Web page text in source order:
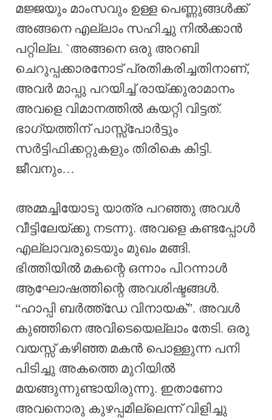
മജ്ജയും മാംസവും ഉള്ള പെണ്ണുങ്ങൾക്ക്
അങ്ങനെ എല്ലാം സഹിച്ചു നിൽക്കാൻ
പറ്റില്ല. `അങ്ങനെ ഒരു അറബി
ചെറുപ്പക്കാരനോട് പ്രതികരിച്ചതിനാണ്,
അവർ മാപ്പു പറയിച്ച് രായ്ക്കുരാമാനം
അവളെ വിമാനത്തിൽ കയറ്റി വിട്ടത്.
ഭാഗ്യത്തിന് പാസ്സ്പോർട്ടും
സർട്ടിഫിക്കറ്റുകളും തിരികെ കിട്ടി.
ജീവനും…
അമ്മച്ചിയോടു യാത്ര പറഞ്ഞു അവൾ
വീട്ടിലേയ്ക്കു നടന്നു. അവളെ കണ്ടപ്പോൾ
എല്ലാവരുടെയും മുഖം മങ്ങി.
ഭിത്തിയിൽ മകന്റെ ഒന്നാം പിറന്നാൾ
ആഘോഷത്തിന്റെ അവശിഷ്ടങ്ങൾ.
“ഹാപ്പി ബർത്ത്ഡേ വിനായക്”. അവൾ
കുഞ്ഞിനെ അവിടെയെല്ലാം തേടി. ഒരു
വയസ്സ് കഴിഞ്ഞ മകൻ പൊള്ളുന്ന പനി
പിടിച്ചു അകത്തെ മുറിയിൽ
മയങ്ങുന്നുണ്ടായിരുന്നു. ഇതാണോ
അവനൊരു കുഴപ്പമില്ലെന്ന് വിളിച്ചു